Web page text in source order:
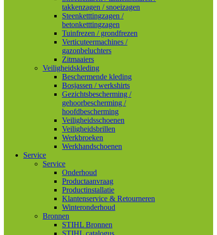
takkenzagen / snoeizagen
Steenketttingzagen /
betonketttingzagen
Tuinfrezen / grondfrezen
Verticuteermachines /
gazonbeluchters
Zitmaaiers
Veiligheidskleding
Beschermende kleding
Bosjassen / werkshirts
Gezichtsbescherming /
gehoorbescherming /
hoofdbescherming
Veiligheidsschoenen
Veiligheidsbrillen
Werkbroeken
Werkhandschoenen
Service
Service
Onderhoud
Productaanvraag
Productinstallatie
Klantenservice & Retourneren
Winteronderhoud
Bronnen
STIHL Bronnen
STIHL catalogus